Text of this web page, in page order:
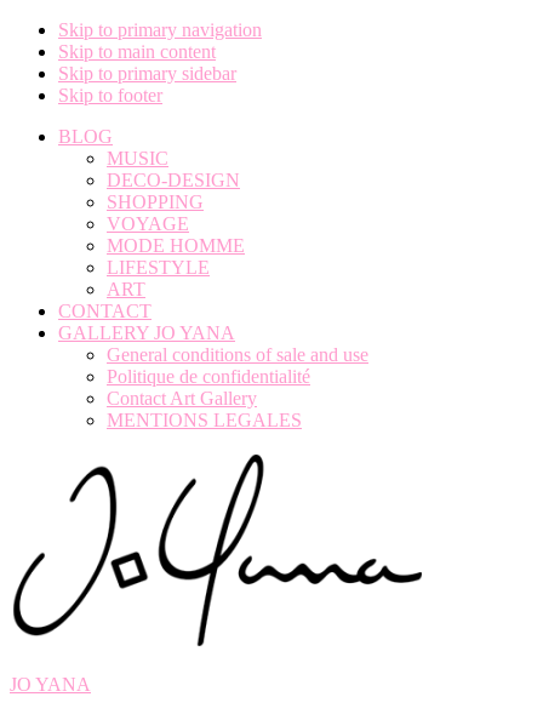
Skip to primary navigation
Skip to main content
Skip to primary sidebar
Skip to footer
BLOG
MUSIC
DECO-DESIGN
SHOPPING
VOYAGE
MODE HOMME
LIFESTYLE
ART
CONTACT
GALLERY JO YANA
General conditions of sale and use
Politique de confidentialité
Contact Art Gallery
MENTIONS LEGALES
JO YANA